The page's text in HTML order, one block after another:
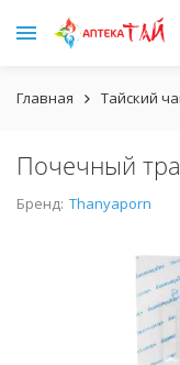
Главная Тайский
Почечный
Бренд: Thanyaporn